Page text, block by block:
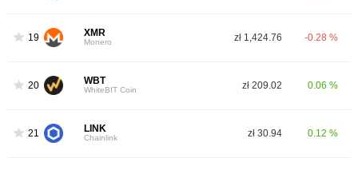
19 XMR
Monero zł 1,424.76 -0.28 %
20 WBT
WhiteBIT Coin zł 209.02 0.06 %
21 LINK
Chainlink zł 30.94 0.12 %